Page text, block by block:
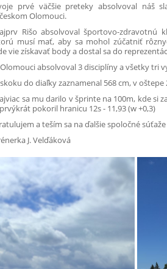
prvé väčšie preteky absolvoval náš
Olomouci.
Rišo absolvoval športovo-zdravotnú
musí mať, aby sa mohol zúčatniť
vie získavať body a dostal sa do
absolvoval 3 disciplíny a všetky tri
do diaľky zaznamenal 568 cm, v oštepe
sa mu darilo v šprinte na 100m, kde si
pokoril hranicu 12s - 11,93 (w +0,3)
a teším sa na ďalšie spoločné súťaže
J. Velďáková